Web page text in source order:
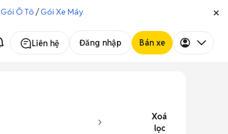
Gói Ô Tô /Gói Xe Máy
Liên hệ Đăng nhập Bán xe
Xoá
lọc